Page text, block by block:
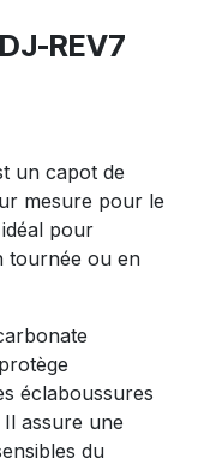
REV7
un capot de
mesure pour le
pour
tournée ou en
éclaboussures
assure une
du